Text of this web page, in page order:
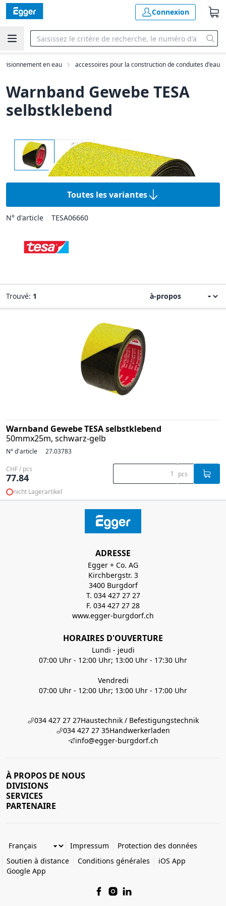
Connexion
en eau accessoires pour la construction de conduites d'eau
Warnband Gewebe TESA
selbstklebend
Toutes les variantes
N° d'article TESA06660
Trouvé: 1
Warnband Gewebe TESA selbstklebend
50mmx25m, schwarz-gelb
N° d'article 27.03783
CHF / pcs
77.84 pcs
nicht Lagerartikel
ADRESSE
Egger + Co. AG
Kirchbergstr. 3
3400 Burgdorf
T. 034 427 27 27
F. 034 427 27 28
www.egger-burgdorf.ch
HORAIRES D'OUVERTURE
Lundi - jeudi
07:00 Uhr - 12:00 Uhr; 13:00 Uhr - 17:30 Uhr
Vendredi
07:00 Uhr - 12:00 Uhr; 13:00 Uhr - 17:00 Uhr
034 427 27 27Haustechnik / Befestigungstechnik
034 427 27 35Handwerkerladen
info@egger-burgdorf.ch
À PROPOS DE NOUS
DIVISIONS
SERVICES
PARTENAIRE
Impressum
Protection des données
Soutien à distance
Conditions générales
iOS App
Google App